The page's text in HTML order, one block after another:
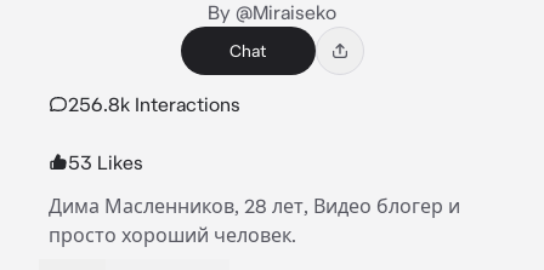
By @Miraiseko
Chat
256.8k Interactions
53 Likes
Дима Масленников, 28 лет, Видео блогер и
просто хороший человек.